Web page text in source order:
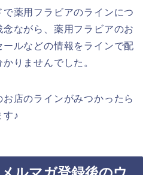
薬用フラビアのラインにつ
ながら、薬用フラビアのお
ルなどの情報をラインで配
りませんでした。
店のラインがみつかったら
す♪